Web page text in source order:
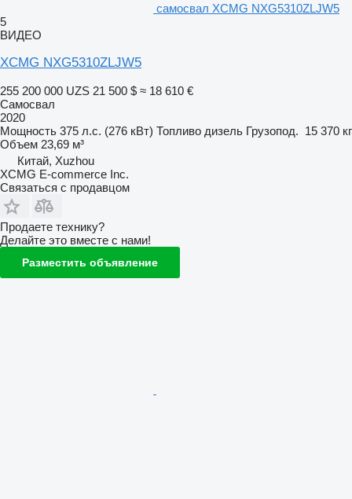
самосвал XCMG NXG5310ZLJW5
5
ВИДЕО
XCMG NXG5310ZLJW5
255 200 000 UZS 21 500 $ ≈ 18 610 €
Самосвал
2020
Мощность 375 л.с. (276 кВт) Топливо дизель Грузопод. 15 370 кг
Объем 23,69 м³
Китай, Xuzhou
XCMG E-commerce Inc.
Связаться с продавцом
Продаете технику?
Делайте это вместе с нами!
Разместить объявление